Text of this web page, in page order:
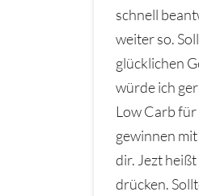
schnell
weiter so.
glücklichen
würde ich
Low Carb
gewinnen
dir. Jezt
drücken.